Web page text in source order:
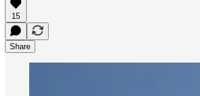
15
Share